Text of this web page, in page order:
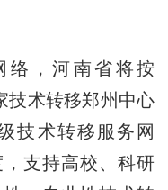
，河南省将按
技术转移郑州中心
技术转移服务网
支持高校、科研